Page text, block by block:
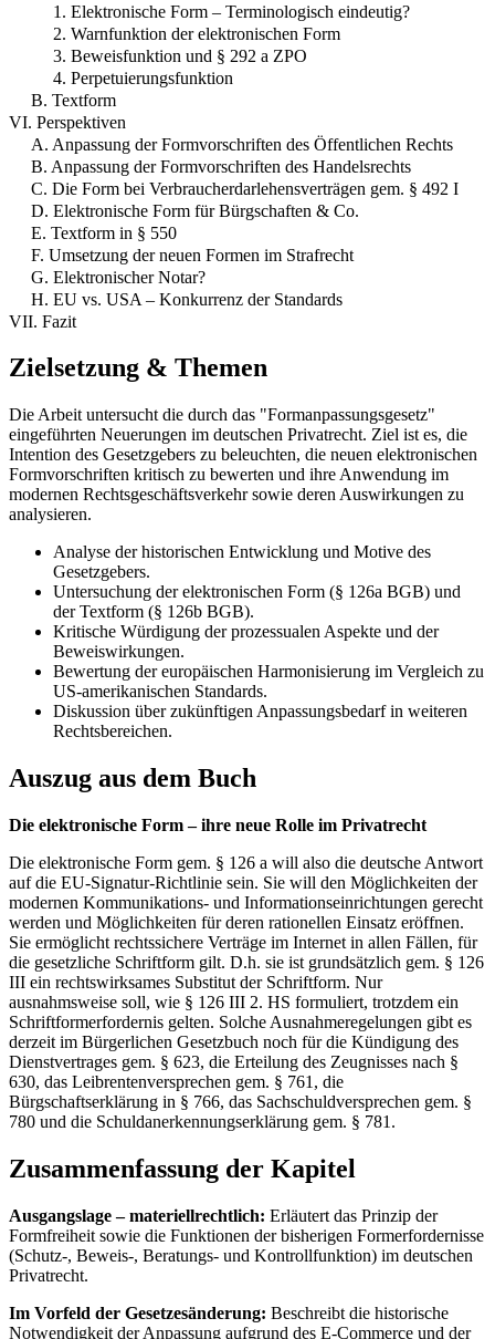
1. Elektronische Form – Terminologisch eindeutig?
2. Warnfunktion der elektronischen Form
3. Beweisfunktion und § 292 a ZPO
4. Perpetuierungsfunktion
B. Textform
VI. Perspektiven
A. Anpassung der Formvorschriften des Öffentlichen Rechts
B. Anpassung der Formvorschriften des Handelsrechts
C. Die Form bei Verbraucherdarlehensverträgen gem. § 492 I
D. Elektronische Form für Bürgschaften & Co.
E. Textform in § 550
F. Umsetzung der neuen Formen im Strafrecht
G. Elektronischer Notar?
H. EU vs. USA – Konkurrenz der Standards
VII. Fazit
Zielsetzung & Themen
Die Arbeit untersucht die durch das "Formanpassungsgesetz"
eingeführten Neuerungen im deutschen Privatrecht. Ziel ist es, die
Intention des Gesetzgebers zu beleuchten, die neuen elektronischen
Formvorschriften kritisch zu bewerten und ihre Anwendung im
modernen Rechtsgeschäftsverkehr sowie deren Auswirkungen zu
analysieren.
Analyse der historischen Entwicklung und Motive des
Gesetzgebers.
Untersuchung der elektronischen Form (§ 126a BGB) und
der Textform (§ 126b BGB).
Kritische Würdigung der prozessualen Aspekte und der
Beweiswirkungen.
Bewertung der europäischen Harmonisierung im Vergleich zu
US-amerikanischen Standards.
Diskussion über zukünftigen Anpassungsbedarf in weiteren
Rechtsbereichen.
Auszug aus dem Buch
Die elektronische Form – ihre neue Rolle im Privatrecht
Die elektronische Form gem. § 126 a will also die deutsche Antwort
auf die EU-Signatur-Richtlinie sein. Sie will den Möglichkeiten der
modernen Kommunikations- und Informationseinrichtungen gerecht
werden und Möglichkeiten für deren rationellen Einsatz eröffnen.
Sie ermöglicht rechtssichere Verträge im Internet in allen Fällen, für
die gesetzliche Schriftform gilt. D.h. sie ist grundsätzlich gem. § 126
III ein rechtswirksames Substitut der Schriftform. Nur
ausnahmsweise soll, wie § 126 III 2. HS formuliert, trotzdem ein
Schriftformerfordernis gelten. Solche Ausnahmeregelungen gibt es
derzeit im Bürgerlichen Gesetzbuch noch für die Kündigung des
Dienstvertrages gem. § 623, die Erteilung des Zeugnisses nach §
630, das Leibrentenversprechen gem. § 761, die
Bürgschaftserklärung in § 766, das Sachschuldversprechen gem. §
780 und die Schuldanerkennungserklärung gem. § 781.
Zusammenfassung der Kapitel
Ausgangslage – materiellrechtlich: Erläutert das Prinzip der
Formfreiheit sowie die Funktionen der bisherigen Formerfordernisse
(Schutz-, Beweis-, Beratungs- und Kontrollfunktion) im deutschen
Privatrecht.
Im Vorfeld der Gesetzesänderung: Beschreibt die historische
Notwendigkeit der Anpassung aufgrund des E-Commerce und der